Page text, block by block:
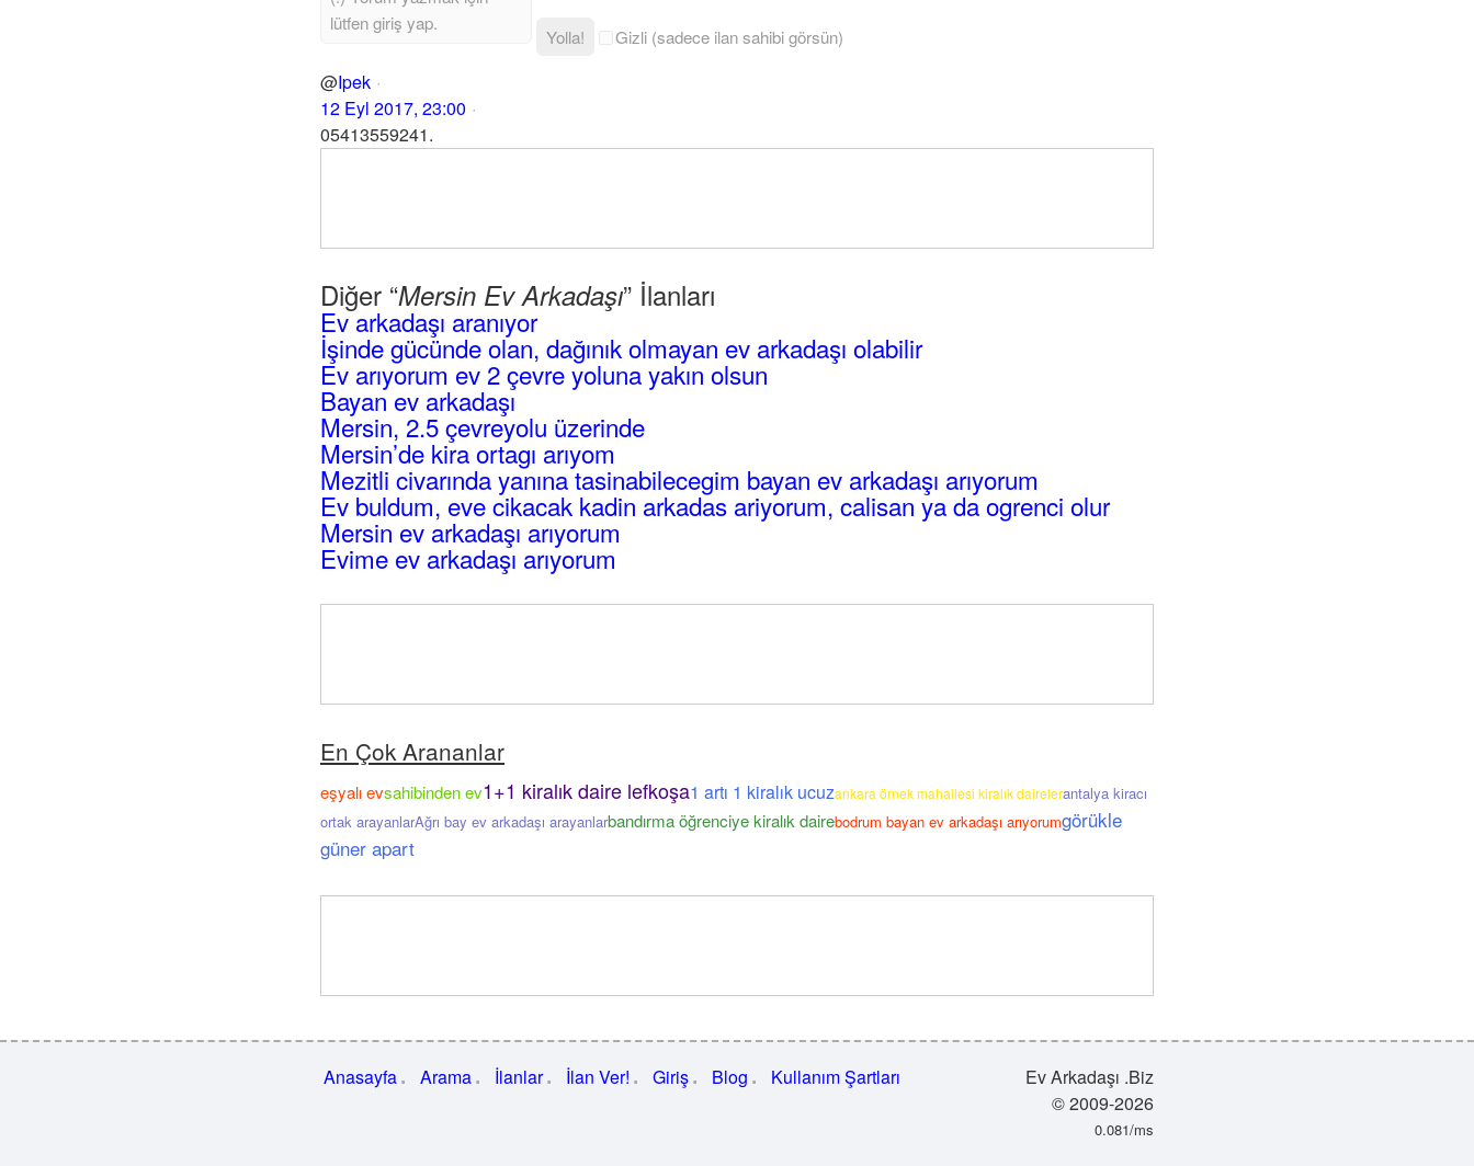
Yolla! Gizli (sadece ilan sahibi görsün)
@Ipek
12 Eyl 2017, 23:00
05413559241.
Diğer “Mersin Ev Arkadaşı” İlanları
Ev arkadaşı aranıyor
İşinde gücünde olan, dağınık olmayan ev arkadaşı olabilir
Ev arıyorum ev 2 çevre yoluna yakın olsun
Bayan ev arkadaşı
Mersin, 2.5 çevreyolu üzerinde
Mersin’de kira ortagı arıyom
Mezitli civarında yanına tasinabilecegim bayan ev arkadaşı arıyorum
Ev buldum, eve cikacak kadin arkadas ariyorum, calisan ya da ogrenci olur
Mersin ev arkadaşı arıyorum
Evime ev arkadaşı arıyorum
En Çok Arananlar
eşyalı evsahibinden ev1+1 kiralık daire lefkoşa1 artı 1 kiralık ucuzankara örnek mahallesi kiralık dairelerantalya kiracı
ortak arayanlarAğrı bay ev arkadaşı arayanlarbandırma öğrenciye kiralık dairebodrum bayan ev arkadaşı arıyorumgörükle
güner apart
Anasayfa Arama İlanlar İlan Ver! Giriş Blog Kullanım Şartları
Ev Arkadaşı .Biz
© 2009-2026
0.081/ms